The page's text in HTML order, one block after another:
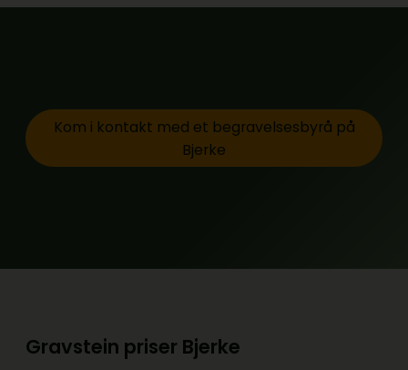
Kom i kontakt med et begravelsesbyrå på
Bjerke
Gravstein priser Bjerke